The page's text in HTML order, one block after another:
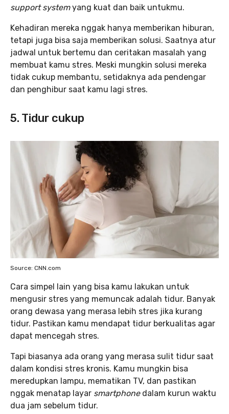
support systemyang kuat dan baik untukmu.
Kehadiran mereka nggak hanya memberikan hiburan,
tetapi juga bisa saja memberikan solusi. Saatnya atur
jadwal untuk bertemu dan ceritakan masalah yang
membuat kamu stres. Meski mungkin solusi mereka
tidak cukup membantu, setidaknya ada pendengar
dan penghibur saat kamu lagi stres.
5. Tidur cukup
Source: CNN.com
Cara simpel lain yang bisa kamu lakukan untuk
mengusir stres yang memuncak adalah tidur. Banyak
orang dewasa yang merasa lebih stres jika kurang
tidur. Pastikan kamu mendapat tidur berkualitas agar
dapat mencegah stres.
Tapi biasanya ada orang yang merasa sulit tidur saat
dalam kondisi stres kronis. Kamu mungkin bisa
meredupkan lampu, mematikan TV, dan pastikan
nggak menatap layar smartphone dalam kurun waktu
dua jam sebelum tidur.